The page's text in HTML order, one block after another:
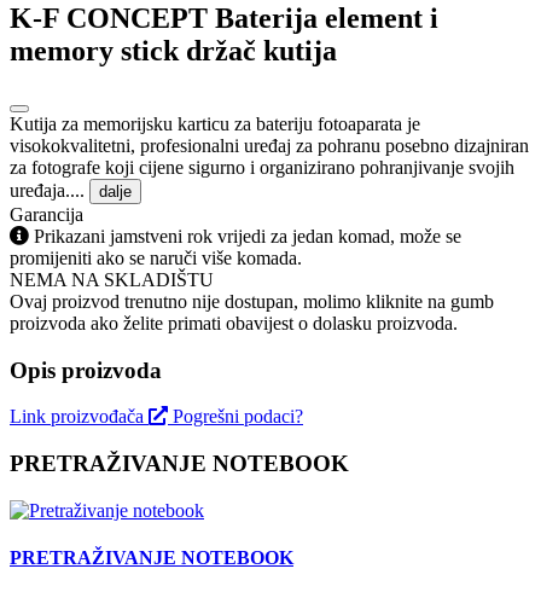
K-F CONCEPT Baterija element i
memory stick držač kutija
Kutija za memorijsku karticu za bateriju fotoaparata je
visokokvalitetni, profesionalni uređaj za pohranu posebno dizajniran
za fotografe koji cijene sigurno i organizirano pohranjivanje svojih
uređaja....
dalje
Garancija
Prikazani jamstveni rok vrijedi za jedan komad, može se
promijeniti ako se naruči više komada.
NEMA NA SKLADIŠTU
Ovaj proizvod trenutno nije dostupan, molimo kliknite na gumb
proizvoda ako želite primati obavijest o dolasku proizvoda.
Opis proizvoda
Link proizvođača Pogrešni podaci?
PRETRAŽIVANJE NOTEBOOK
PRETRAŽIVANJE NOTEBOOK